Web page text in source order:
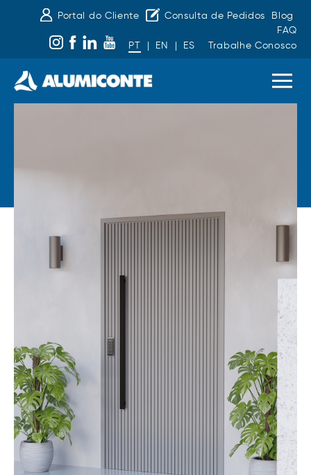
Portal do Cliente Consulta de Pedidos
Blog
FAQ
PT
| EN | ES Trabalhe Conosco